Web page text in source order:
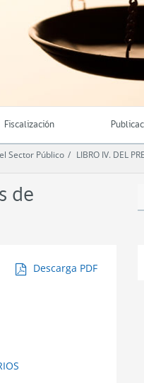
Fiscalización
Sector Público
LIBRO IV. DEL
de
Descarga PDF